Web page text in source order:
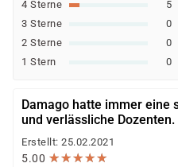
4 Sterne
5
3 Sterne
0
2 Sterne
0
1 Stern
0
Damago hatte immer
und verlässliche Dozenten.
Erstellt: 25.02.2021
5.00 ★★★★★
★★★★★